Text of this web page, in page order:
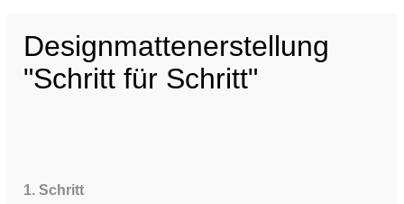
Designmattenerstellung
"Schritt für Schritt"
1. Schritt